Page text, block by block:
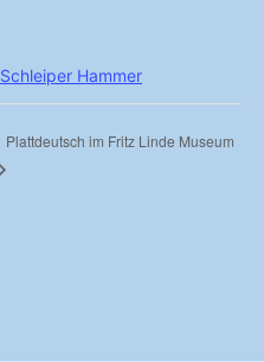
Schleiper Hammer
Plattdeutsch im Fritz Linde Museum